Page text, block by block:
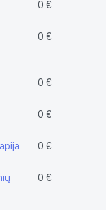
0 €
0 €
0 €
0 €
0 €
0 €